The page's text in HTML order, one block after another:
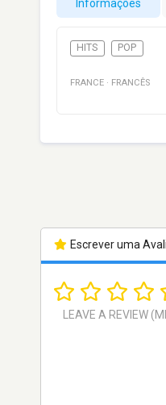
Informações
HITS POP
FRANCE · FRANCÊS
Escrever uma